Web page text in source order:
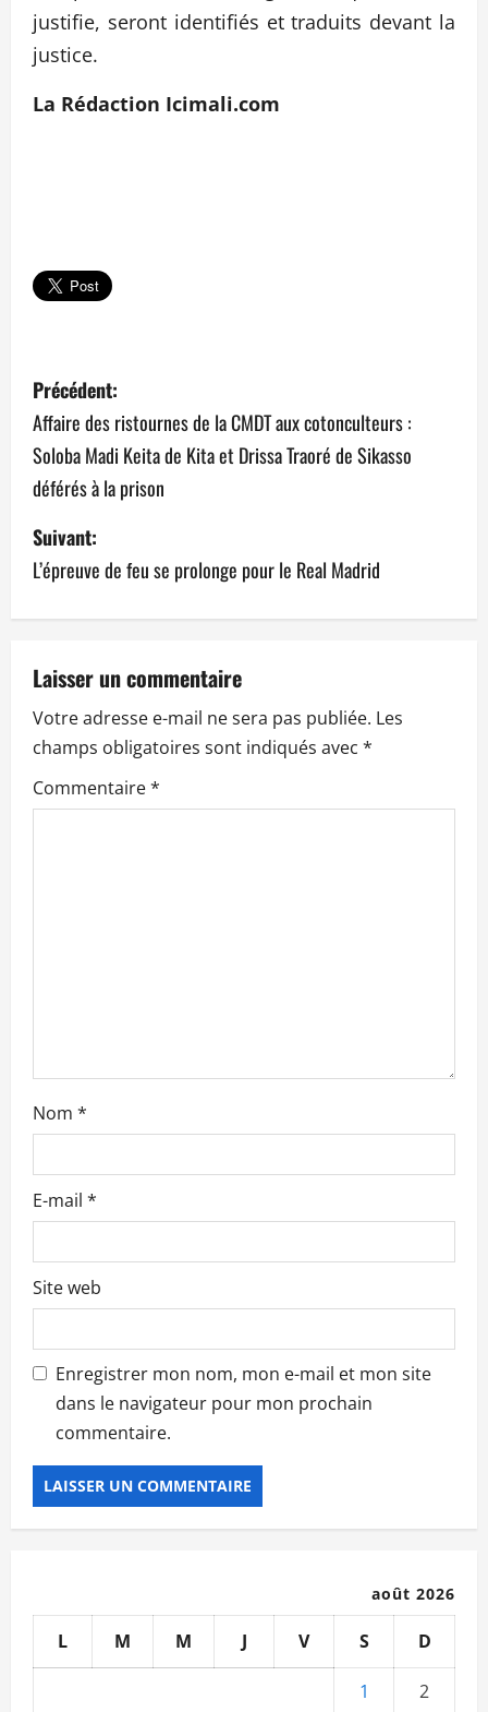
justifie, seront identifiés et traduits devant la
justice.
La Rédaction Icimali.com
N
a
v
g
a
i
o
n
i
c
e
Précédent:
Affaire des ristournes de la CMDT aux cotonculteurs :
Soloba Madi Keita de Kita et Drissa Traoré de Sikasso
déférés à la prison
Suivant:
L’épreuve de feu se prolonge pour le Real Madrid
Laisser un commentaire
Votre adresse e-mail ne sera pas publiée. Les
champs obligatoires sont indiqués avec *
Commentaire*
Nom *
E-mail *
Site web
Enregistrer mon nom, mon e-mail et mon site
dans le navigateur pour mon prochain
commentaire.
août 2026
L M M J V S D
1
2